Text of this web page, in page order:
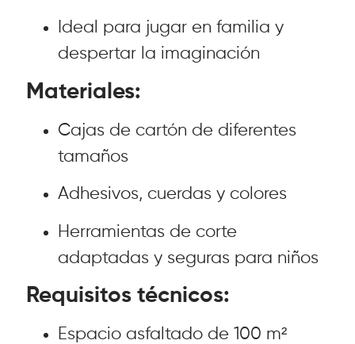
Ideal para jugar en familia y
despertar la imaginación
Materiales:
Cajas de cartón de diferentes
tamaños
Adhesivos, cuerdas y colores
Herramientas de corte
adaptadas y seguras para niños
Requisitos técnicos:
Espacio asfaltado de 100 m²